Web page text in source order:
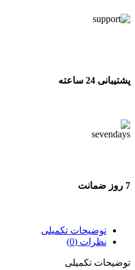
پشتیبانی 24 ساعته
7 روز ضمانت
توضیحات تکمیلی
نظرات (0)
توضیحات تکمیلی